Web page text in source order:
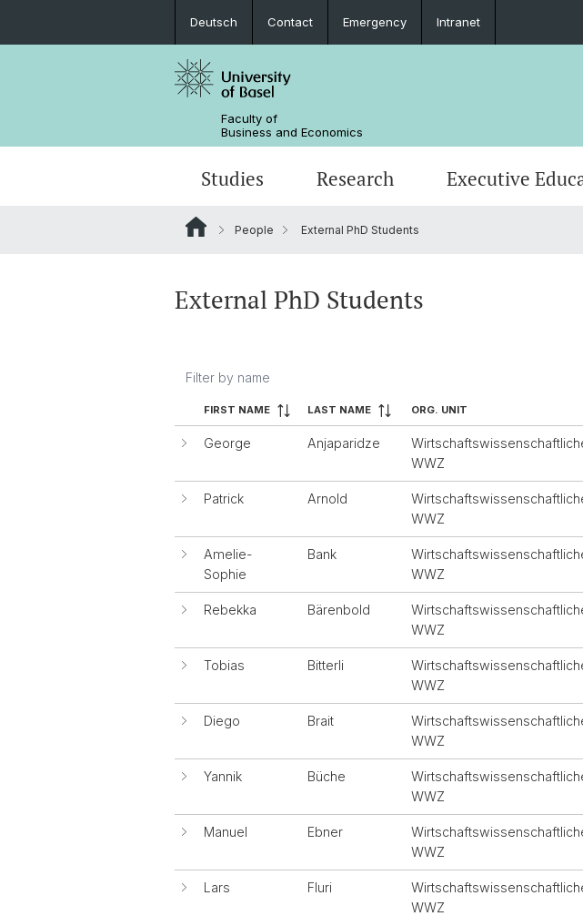
Deutsch Contact Emergency Intranet
Faculty of
Business and Economics
Studies Research Executive
People External PhD Students
External PhD Students
FIRST NAME LAST NAME ORG. UNIT
George Anjaparidze
WWZ
Patrick Arnold
WWZ
Amelie-
Sophie
Bank
WWZ
Rebekka Bärenbold
WWZ
Tobias Bitterli
WWZ
Diego Brait
WWZ
Yannik Büche
WWZ
Manuel Ebner
WWZ
Lars Fluri
WWZ